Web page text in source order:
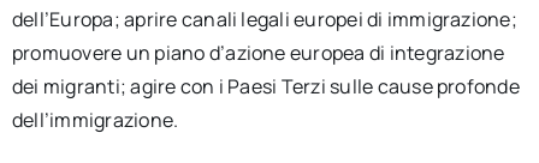
dell’Europa; aprire canali legali europei di immigrazione;
promuovere un piano d’azione europea di integrazione
dei migranti; agire con i Paesi Terzi sulle cause profonde
dell’immigrazione.